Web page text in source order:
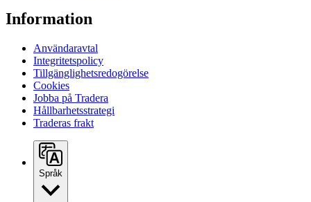
Information
Användaravtal
Integritetspolicy
Tillgänglighetsredogörelse
Cookies
Jobba på Tradera
Hållbarhetsstrategi
Traderas frakt
Språk